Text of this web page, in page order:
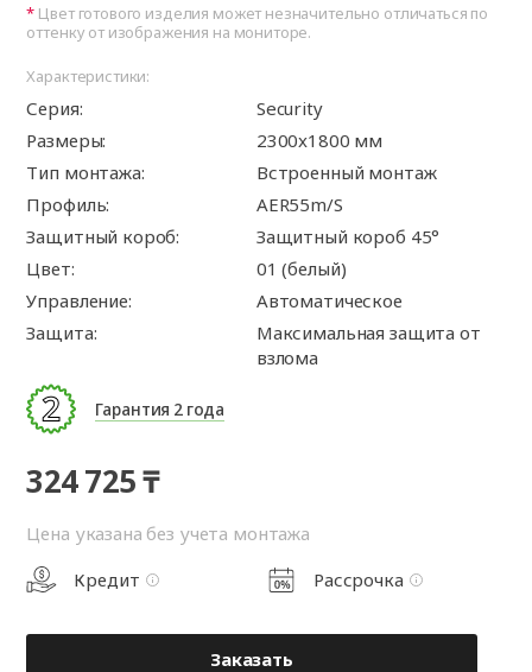
Цвет готового изделия может незначительно отличаться по
оттенку от изображения на мониторе.
Характеристики:
Серия:
Security
Размеры:
2300x1800 мм
Тип монтажа:
Встроенный монтаж
Профиль:
AER55m/S
Защитный короб:
Защитный короб 45°
Цвет:
01 (белый)
Управление:
Автоматическое
Защита:
Максимальная защита от
взлома
Гарантия 2 года
324 725 ₸
Цена указана без учета монтажа
Кредит
Рассрочка
Заказать